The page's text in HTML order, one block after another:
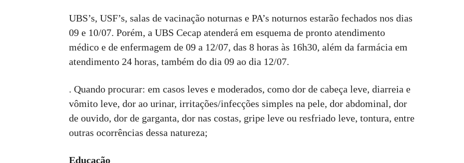
UBS’s, USF’s, salas de vacinação noturnas e PA’s noturnos estarão fechados nos dias
09 e 10/07. Porém, a UBS Cecap atenderá em esquema de pronto atendimento
médico e de enfermagem de 09 a 12/07, das 8 horas às 16h30, além da farmácia em
atendimento 24 horas, também do dia 09 ao dia 12/07.
. Quando procurar: em casos leves e moderados, como dor de cabeça leve, diarreia e
vômito leve, dor ao urinar, irritações/infecções simples na pele, dor abdominal, dor
de ouvido, dor de garganta, dor nas costas, gripe leve ou resfriado leve, tontura, entre
outras ocorrências dessa natureza;
Educação